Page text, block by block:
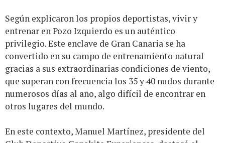
Según explicaron los propios deportistas, vivir y
entrenar en Pozo Izquierdo es un auténtico
privilegio. Este enclave de Gran Canaria se ha
convertido en su campo de entrenamiento natural
gracias a sus extraordinarias condiciones de viento,
que superan con frecuencia los 35 y 40 nudos durante
numerosos días al año, algo difícil de encontrar en
otros lugares del mundo.
En este contexto, Manuel Martínez, presidente del